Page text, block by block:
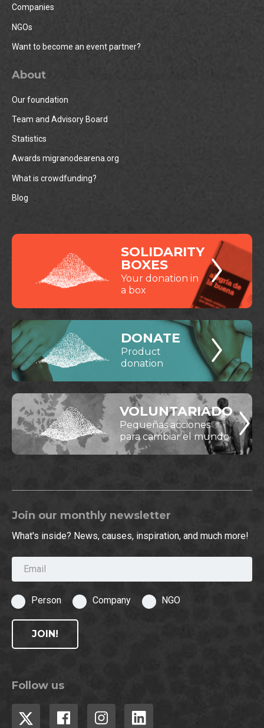
Companies
NGOs
Want to become an event partner?
About
Our foundation
Team and Advisory Board
Statistics
Awards migranodearena.org
What is crowdfunding?
Blog
SOLIDARITY
BOXES
Your donation in
a box
DONATE
Product
donation
VOLUNTARIADO
Pequeñas acciones
para cambiar el mundo
Join our monthly newsletter
What's inside? News, causes, inspiration, and much more!
Email
Person Company NGO
JOIN!
Follow us